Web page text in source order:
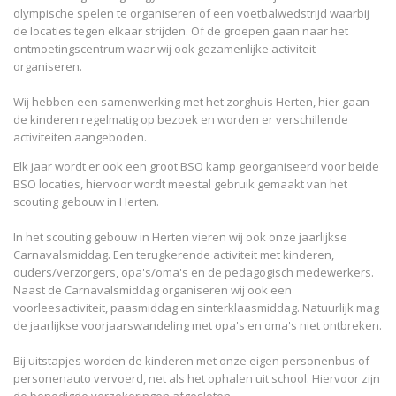
olympische spelen te organiseren of een voetbalwedstrijd waarbij
de locaties tegen elkaar strijden. Of de groepen gaan naar het
ontmoetingscentrum waar wij ook gezamenlijke activiteit
organiseren.
Wij hebben een samenwerking met het zorghuis Herten, hier gaan
de kinderen regelmatig op bezoek en worden er verschillende
activiteiten aangeboden.
Elk jaar wordt er ook een groot BSO kamp georganiseerd voor beide
BSO locaties, hiervoor wordt meestal gebruik gemaakt van het
scouting gebouw in Herten.
In het scouting gebouw in Herten vieren wij ook onze jaarlijkse
Carnavalsmiddag. Een terugkerende activiteit met kinderen,
ouders/verzorgers, opa's/oma's en de pedagogisch medewerkers.
Naast de Carnavalsmiddag organiseren wij ook een
voorleesactiviteit, paasmiddag en sinterklaasmiddag. Natuurlijk mag
de jaarlijkse voorjaarswandeling met opa's en oma's niet ontbreken.
Bij uitstapjes worden de kinderen met onze eigen personenbus of
personenauto vervoerd, net als het ophalen uit school. Hiervoor zijn